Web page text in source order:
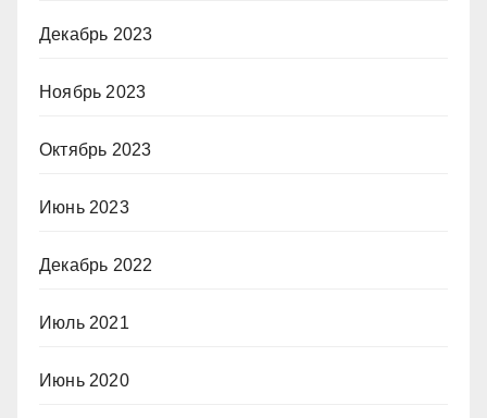
Декабрь 2023
Ноябрь 2023
Октябрь 2023
Июнь 2023
Декабрь 2022
Июль 2021
Июнь 2020